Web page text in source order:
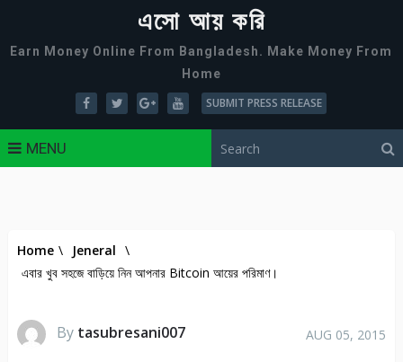
এসো আয় করি
Earn Money Online From Bangladesh. Make Money From
Home
SUBMIT PRESS RELEASE
MENU
Home \ Jeneral \
এবার খুব সহজে বাড়িয়ে নিন আপনার Bitcoin আয়ের পরিমাণ।
By tasubresani007 AUG 05, 2015